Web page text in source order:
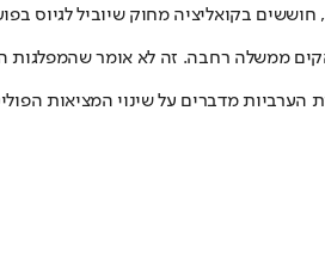
בקואליציה מחוק שיוביל לגיוס
ממשלה רחבה. זה לא אומר שהמפלגות
מדברים על שינוי המציאות